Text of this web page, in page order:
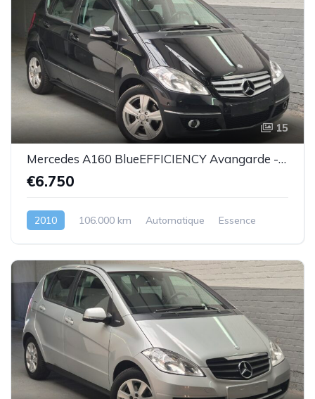
15
Mercedes A160 BlueEFFICIENCY Avangarde -essence euro 5-2010-106.000km-Top état -Garantie
€6.750
2010 106.000 km Automatique Essence